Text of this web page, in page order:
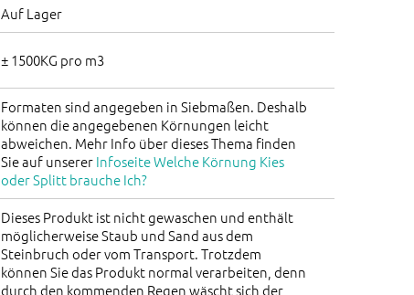
Auf Lager
± 1500KG pro m3
Formaten sind angegeben in Siebmaßen. Deshalb
können die angegebenen Körnungen leicht
abweichen. Mehr Info über dieses Thema finden
Sie auf unsererInfoseite Welche Körnung Kies
oder Splitt brauche Ich?
Dieses Produkt ist nicht gewaschen und enthält
möglicherweise Staub und Sand aus dem
Steinbruch oder vom Transport. Trotzdem
können Sie das Produkt normal verarbeiten, denn
durch den kommenden Regen wäscht sich der